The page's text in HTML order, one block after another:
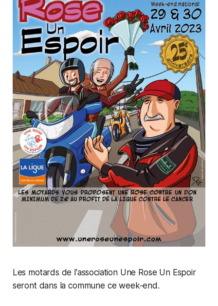
Les motards de l'association Une Rose Un Espoir
seront dans la commune ce week-end.